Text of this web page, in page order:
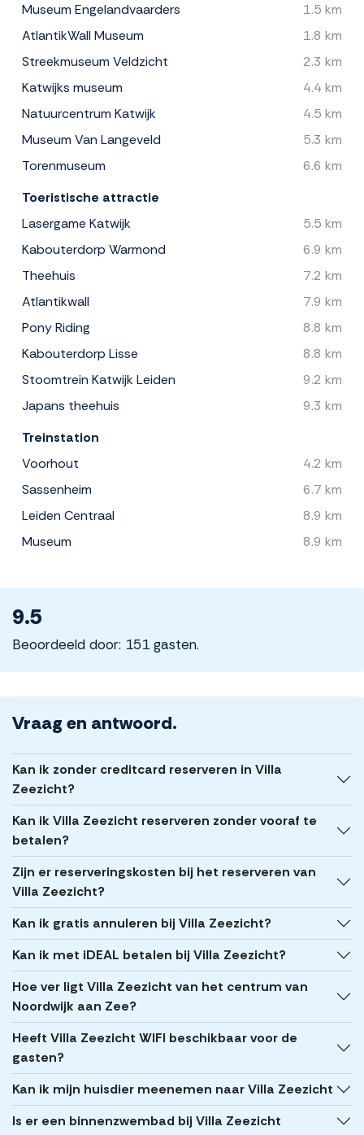
Museum Engelandvaarders
1.5 km
AtlantikWall Museum
1.8 km
Streekmuseum Veldzicht
2.3 km
Katwijks museum
4.4 km
Natuurcentrum Katwijk
4.5 km
Museum Van Langeveld
5.3 km
Torenmuseum
6.6 km
Toeristische attractie
Lasergame Katwijk
5.5 km
Kabouterdorp Warmond
6.9 km
Theehuis
7.2 km
Atlantikwall
7.9 km
Pony Riding
8.8 km
Kabouterdorp Lisse
8.8 km
Stoomtrein Katwijk Leiden
9.2 km
Japans theehuis
9.3 km
Treinstation
Voorhout
4.2 km
Sassenheim
6.7 km
Leiden Centraal
8.9 km
Museum
8.9 km
9.5
Beoordeeld door: 151 gasten.
Vraag en antwoord.
Kan ik zonder creditcard reserveren in Villa
Zeezicht?
Kan ik Villa Zeezicht reserveren zonder vooraf te
betalen?
Zijn er reserveringskosten bij het reserveren van
Villa Zeezicht?
Kan ik gratis annuleren bij Villa Zeezicht?
Kan ik met iDEAL betalen bij Villa Zeezicht?
Hoe ver ligt Villa Zeezicht van het centrum van
Noordwijk aan Zee?
Heeft Villa Zeezicht WIFI beschikbaar voor de
gasten?
Kan ik mijn huisdier meenemen naar Villa Zeezicht
Is er een binnenzwembad bij Villa Zeezicht